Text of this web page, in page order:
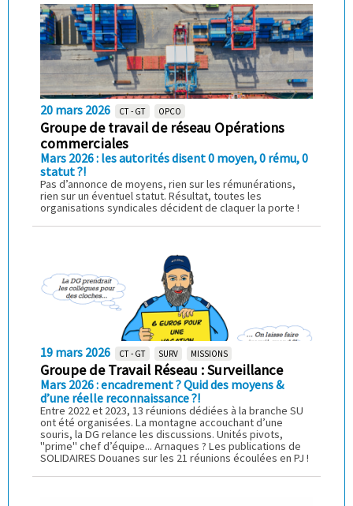
20 mars 2026 CT - GT OPCO
Groupe de travail de réseau Opérations
commerciales
Mars 2026 : les autorités disent 0 moyen, 0 rému, 0
statut ?!
Pas d’annonce de moyens, rien sur les rémunérations,
rien sur un éventuel statut. Résultat, toutes les
organisations syndicales décident de claquer la porte !
19 mars 2026 CT - GT SURV MISSIONS
Groupe de Travail Réseau : Surveillance
Mars 2026 : encadrement ? Quid des moyens &
d’une réelle reconnaissance ?!
Entre 2022 et 2023, 13 réunions dédiées à la branche SU
ont été organisées. La montagne accouchant d’une
souris, la DG relance les discussions. Unités pivots,
"prime" chef d’équipe... Arnaques ? Les publications de
SOLIDAIRES Douanes sur les 21 réunions écoulées en PJ !